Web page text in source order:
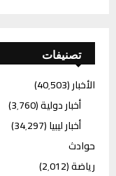
تصنيفات
الأخبار(40٬503)
أخبار دولية(3٬760)
أخبار ليبيا(34٬297)
حوادث
رياضة(2٬012)